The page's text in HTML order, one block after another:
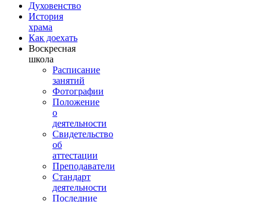
Духовенство
История
храма
Как доехать
Воскресная
школа
Расписание
занятий
Фотографии
Положение
о
деятельности
Свидетельство
об
аттестации
Преподаватели
Стандарт
деятельности
Последние